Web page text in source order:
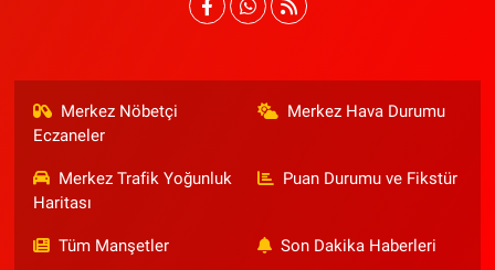
Merkez Nöbetçi
Eczaneler
Merkez Hava Durumu
Merkez Trafik Yoğunluk
Haritası
Puan Durumu ve Fikstür
Tüm Manşetler Son Dakika Haberleri